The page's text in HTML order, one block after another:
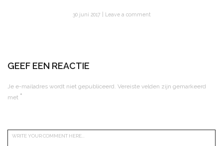
30 juni 2017 Leave a comment
GEEF EEN REACTIE
Je e-mailadres wordt niet gepubliceerd. Vereiste velden zijn gemarkeerd
met *